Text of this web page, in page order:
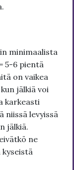
minimaalista
5-6 pientä
on vaikea
jälkiä voi
karkeasti
levyissä
jälkiä.
ne